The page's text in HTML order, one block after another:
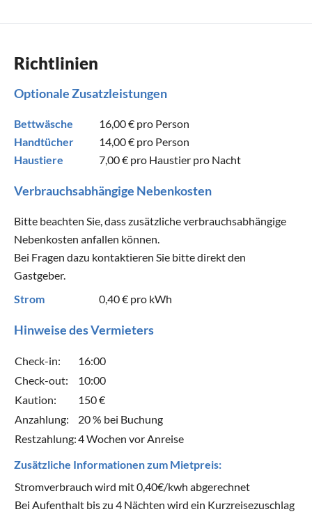
Richtlinien
Optionale Zusatzleistungen
Bettwäsche 16,00 € pro Person
Handtücher
14,00 € pro Person
Haustiere
7,00 € pro Haustier pro Nacht
Verbrauchsabhängige Nebenkosten
Bitte beachten Sie, dass zusätzliche verbrauchsabhängige
Nebenkosten anfallen können.
Bei Fragen dazu kontaktieren Sie bitte direkt den
Gastgeber.
Strom
0,40 € pro kWh
Hinweise des Vermieters
Check-in:
16:00
Check-out:
10:00
Kaution:
150 €
Anzahlung:
20 % bei Buchung
Restzahlung:4 Wochen vor Anreise
Zusätzliche Informationen zum Mietpreis:
Stromverbrauch wird mit 0,40€/kwh abgerechnet
Bei Aufenthalt bis zu 4 Nächten wird ein Kurzreisezuschlag